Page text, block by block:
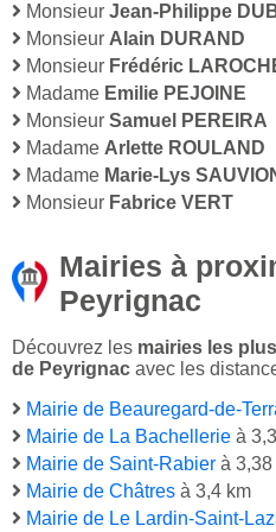
Monsieur Jean-Philippe
Monsieur Alain DURAND
Monsieur Frédéric
Madame Emilie PEJOINE
Monsieur Samuel PEREIRA
Madame Arlette ROULAND
Madame Marie-Lys
Monsieur Fabrice VERT
Mairies à
Peyrignac
Découvrez les mairies les
de Peyrignac avec les
Mairie de Beauregard-de-
Mairie de La Bachellerie à
Mairie de Saint-Rabier à 3,38
Mairie de Châtres à 3,4 km
Mairie de Le Lardin-Saint-